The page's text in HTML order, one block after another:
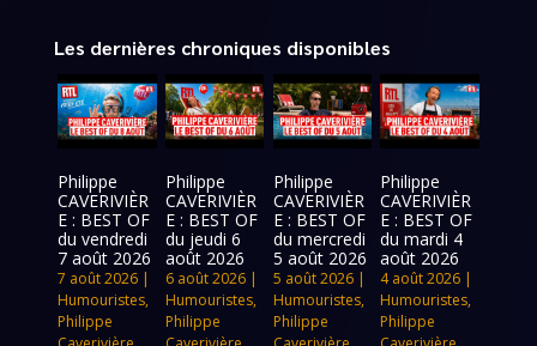
Les dernières chroniques disponibles
Philippe
CAVERIVIÈR
E : BEST OF
du vendredi
7 août 2026
7 août 2026 |
Humouristes,
Philippe
Philippe
CAVERIVIÈR
E : BEST OF
du jeudi 6
août 2026
6 août 2026|
Humouristes,
Philippe
Philippe
CAVERIVIÈR
E : BEST OF
du mercredi
5 août 2026
5 août 2026|
Humouristes,
Philippe
Philippe
CAVERIVIÈR
E : BEST OF
du mardi 4
août 2026
4 août 2026 |
Humouristes,
Philippe